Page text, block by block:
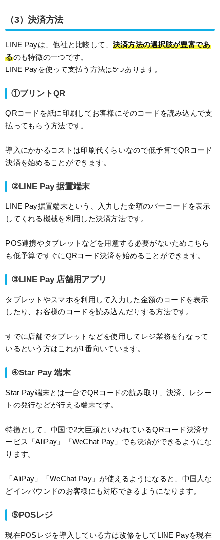
（3）決済方法
LINE Payは、他社と比較して、 決済方法の選択肢が豊富であ
るのも特徴の一つです。
LINE Payを使って支払う方法は5つあります。
①プリントQR
QRコードを紙に印刷してお客様にそのコードを読み込んで支
払ってもらう方法です。
導入にかかるコストは印刷代くらいなので低予算でQRコード
決済を始めることができます。
②LINE Pay 据置端末
LINE Pay据置端末という、入力した金額のバーコードを表示
してくれる機械を利用した決済方法です。
POS連携やタブレットなどを用意する必要がないためこちら
も低予算ですぐにQRコード決済を始めることができます。
③LINE Pay 店舗用アプリ
タブレットやスマホを利用して入力した金額のコードを表示
したり、お客様のコードを読み込んだりする方法です。
すでに店舗でタブレットなどを使用してレジ業務を行なって
いるという方はこれが1番向いています。
④Star Pay 端末
Star Pay端末とは一台でQRコードの読み取り、決済、レシー
トの発行などが行える端末です。
特徴として、中国で2大巨頭といわれているQRコード決済サ
ービス「AliPay」「WeChat Pay」でも決済ができるようにな
ります。
「AliPay」「WeChat Pay」が使えるようになると、中国人な
どインバウンドのお客様にも対応できるようになります。
⑤POSレジ
現在POSレジを導入している方は改修をしてLINE Payを現在